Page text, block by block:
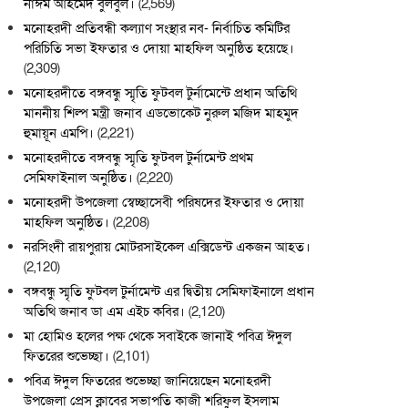
মনোহরদী প্রতিবন্ধী কল্যাণ সংস্থার নব- নির্বাচিত কমিটির
পরিচিতি সভা ইফতার ও দোয়া মাহফিল অনুষ্ঠিত হয়েছে।
(2,309)
মনোহরদীতে বঙ্গবন্ধু স্মৃতি ফুটবল টুর্নামেন্টে প্রধান অতিথি
মাননীয় শিল্প মন্ত্রী জনাব এডভোকেট নুরুল মজিদ মাহমুদ
হুমায়ূন এমপি। (2,221)
মনোহরদীতে বঙ্গবন্ধু স্মৃতি ফুটবল টুর্নামেন্ট প্রথম
সেমিফাইনাল অনুষ্ঠিত। (2,220)
মনোহরদী উপজেলা স্বেচ্ছাসেবী পরিষদের ইফতার ও দোয়া
মাহফিল অনুষ্ঠিত। (2,208)
নরসিংদী রায়পুরায় মোটরসাইকেল এক্সিডেন্ট একজন আহত।
(2,120)
বঙ্গবন্ধু স্মৃতি ফুটবল টুর্নামেন্ট এর দ্বিতীয় সেমিফাইনালে প্রধান
অতিথি জনাব ডা এম এইচ কবির। (2,120)
মা হোমিও হলের পক্ষ থেকে সবাইকে জানাই পবিত্র ঈদুল
ফিতরের শুভেচ্ছা। (2,101)
পবিত্র ঈদুল ফিতরের শুভেচ্ছা জানিয়েছেন মনোহরদী
উপজেলা প্রেস ক্লাবের সভাপতি কাজী শরিফুল ইসলাম